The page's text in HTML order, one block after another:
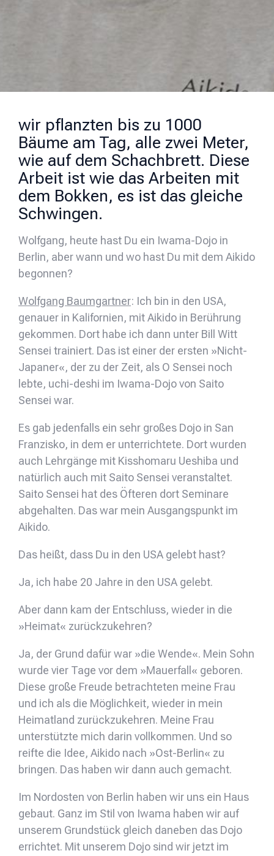
wir pflanzten bis zu 1000
Bäume am Tag, alle zwei Meter,
wie auf dem Schachbrett. Diese
Arbeit ist wie das Arbeiten mit
dem Bokken, es ist das gleiche
Schwingen.
Wolfgang, heute hast Du ein Iwama-Dojo in
Berlin, aber wann und wo hast Du mit dem Aikido
begonnen?
Wolfgang Baumgartner: Ich bin in den USA,
genauer in Kalifornien, mit Aikido in Berührung
gekommen. Dort habe ich dann unter Bill Witt
Sensei trainiert. Das ist einer der ersten »Nicht-
Japaner«, der zu der Zeit, als O Sensei noch
lebte, uchi-deshi im Iwama-Dojo von Saito
Sensei war.
Es gab jedenfalls ein sehr großes Dojo in San
Franzisko, in dem er unterrichtete. Dort wurden
auch Lehrgänge mit Kisshomaru Ueshiba und
natürlich auch mit Saito Sensei veranstaltet.
Saito Sensei hat des Öfteren dort Seminare
abgehalten. Das war mein Ausgangspunkt im
Aikido.
Das heißt, dass Du in den USA gelebt hast?
Ja, ich habe 20 Jahre in den USA gelebt.
Aber dann kam der Entschluss, wieder in die
»Heimat« zurückzukehren?
Ja, der Grund dafür war »die Wende«. Mein Sohn
wurde vier Tage vor dem »Mauerfall« geboren.
Diese große Freude betrachteten meine Frau
und ich als die Möglichkeit, wieder in mein
Heimatland zurückzukehren. Meine Frau
unterstützte mich darin vollkommen. Und so
reifte die Idee, Aikido nach »Ost-Berlin« zu
bringen. Das haben wir dann auch gemacht.
Im Nordosten von Berlin haben wir uns ein Haus
gebaut. Ganz im Stil von Iwama haben wir auf
unserem Grundstück gleich daneben das Dojo
errichtet. Mit unserem Dojo sind wir jetzt im